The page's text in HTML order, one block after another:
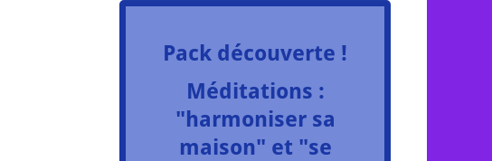
Pack découverte !
Méditations :
"harmoniser sa
maison" et "se